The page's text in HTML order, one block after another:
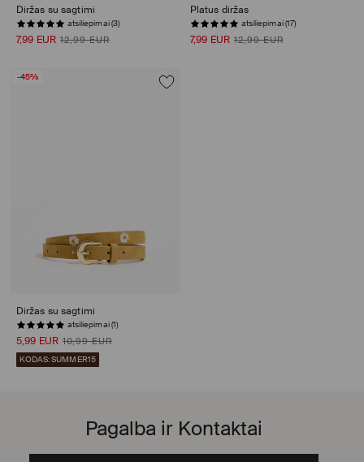
Diržas su sagtimi
atsiliepimai (3)
7,99 EUR 12,99 EUR
Platus diržas
atsiliepimai (17)
7,99 EUR 12,99 EUR
-45%
Diržas su sagtimi
atsiliepimai (1)
5,99 EUR 10,99 EUR
KODAS: SUMMER15
Pagalba ir Kontaktai